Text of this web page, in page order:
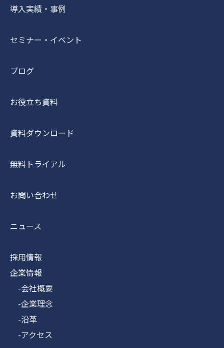
導入実績・事例
セミナー・イベント
ブログ
お役立ち資料
資料ダウンロード
無料トライアル
お問い合わせ
ニュース
採用情報
企業情報
-会社概要
-企業理念
-沿革
-アクセス